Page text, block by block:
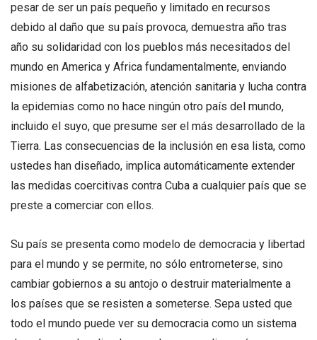
pesar de ser un país pequeño y limitado en recursos
debido al daño que su país provoca, demuestra año tras
año su solidaridad con los pueblos más necesitados del
mundo en America y Africa fundamentalmente, enviando
misiones de alfabetización, atención sanitaria y lucha contra
la epidemias como no hace ningún otro país del mundo,
incluido el suyo, que presume ser el más desarrollado de la
Tierra. Las consecuencias de la inclusión en esa lista, como
ustedes han diseñado, implica automáticamente extender
las medidas coercitivas contra Cuba a cualquier país que se
preste a comerciar con ellos.
Su país se presenta como modelo de democracia y libertad
para el mundo y se permite, no sólo entrometerse, sino
cambiar gobiernos a su antojo o destruir materialmente a
los países que se resisten a someterse. Sepa usted que
todo el mundo puede ver su democracia como un sistema